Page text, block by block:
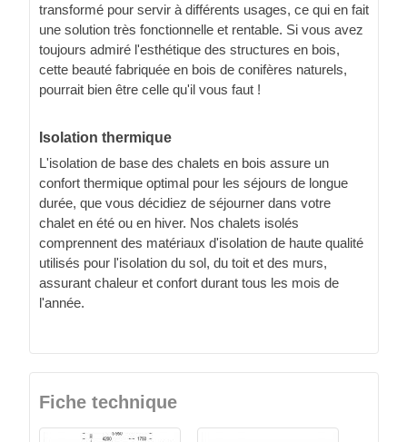
transformé pour servir à différents usages, ce qui en fait
une solution très fonctionnelle et rentable. Si vous avez
toujours admiré l'esthétique des structures en bois,
cette beauté fabriquée en bois de conifères naturels,
pourrait bien être celle qu'il vous faut !
Isolation thermique
L'isolation de base des chalets en bois assure un
confort thermique optimal pour les séjours de longue
durée, que vous décidiez de séjourner dans votre
chalet en été ou en hiver. Nos chalets isolés
comprennent des matériaux d'isolation de haute qualité
utilisés pour l'isolation du sol, du toit et des murs,
assurant chaleur et confort durant tous les mois de
l'année.
Fiche technique